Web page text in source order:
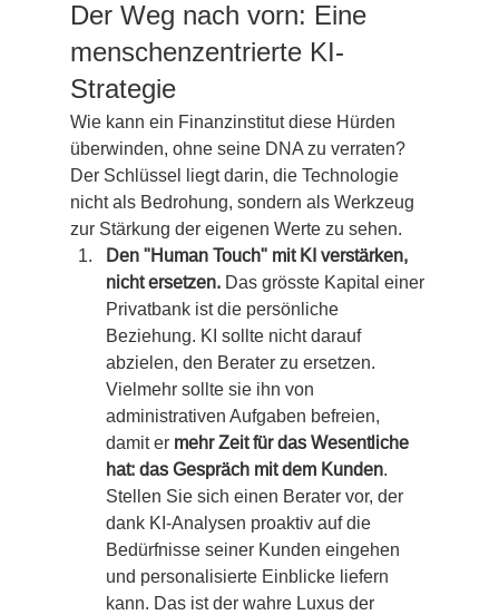
Der Weg nach vorn: Eine
menschenzentrierte KI-
Strategie
Wie kann ein Finanzinstitut diese Hürden
überwinden, ohne seine DNA zu verraten?
Der Schlüssel liegt darin, die Technologie
nicht als Bedrohung, sondern als Werkzeug
zur Stärkung der eigenen Werte zu sehen.
Den "Human Touch" mit KI verstärken,
nicht ersetzen. Das grösste Kapital einer
Privatbank ist die persönliche
Beziehung. KI sollte nicht darauf
abzielen, den Berater zu ersetzen.
Vielmehr sollte sie ihn von
administrativen Aufgaben befreien,
damit er mehr Zeit für das Wesentliche
hat: das Gespräch mit dem Kunden.
Stellen Sie sich einen Berater vor, der
dank KI-Analysen proaktiv auf die
Bedürfnisse seiner Kunden eingehen
und personalisierte Einblicke liefern
kann. Das ist der wahre Luxus der